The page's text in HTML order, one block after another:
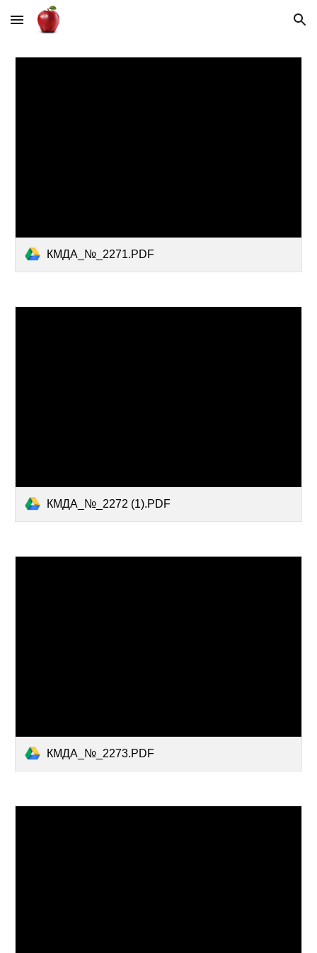
Skip to main content Skip to navigation
КМДА_№_2271.PDF
КМДА_№_2272 (1).PDF
КМДА_№_2273.PDF